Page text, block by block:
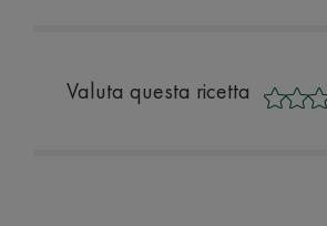
Valuta questa ricetta